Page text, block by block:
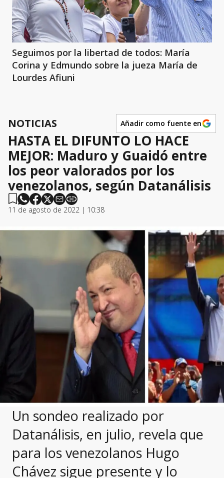
Seguimos por la libertad de todos: María
Corina y Edmundo sobre la jueza María de
Lourdes Afiuni
NOTICIAS Añadir como fuente en
HASTA EL DIFUNTO LO HACE
MEJOR: Maduro y Guaidó entre
los peor valorados por los
venezolanos, según Datanálisis
11 de agosto de 2022 | 10:38
Un sondeo realizado por
Datanálisis, en julio, revela que
para los venezolanos Hugo
Chávez sigue presente y lo